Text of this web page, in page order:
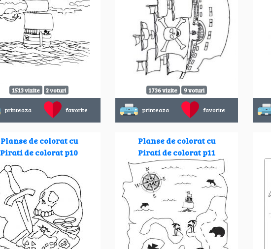
1513 vizite 2 voturi
printeaza favorite
1736 vizite 9 voturi
printeaza favorite
Planse de colorat cu
Pirati de colorat p10
Planse de colorat cu
Pirati de colorat p11